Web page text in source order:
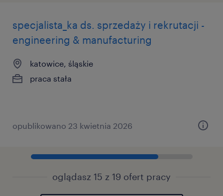
specjalista_ka ds. sprzedaży i rekrutacji -
engineering & manufacturing
katowice, śląskie
praca stała
opublikowano 23 kwietnia 2026
oglądasz 15 z 19 ofert pracy